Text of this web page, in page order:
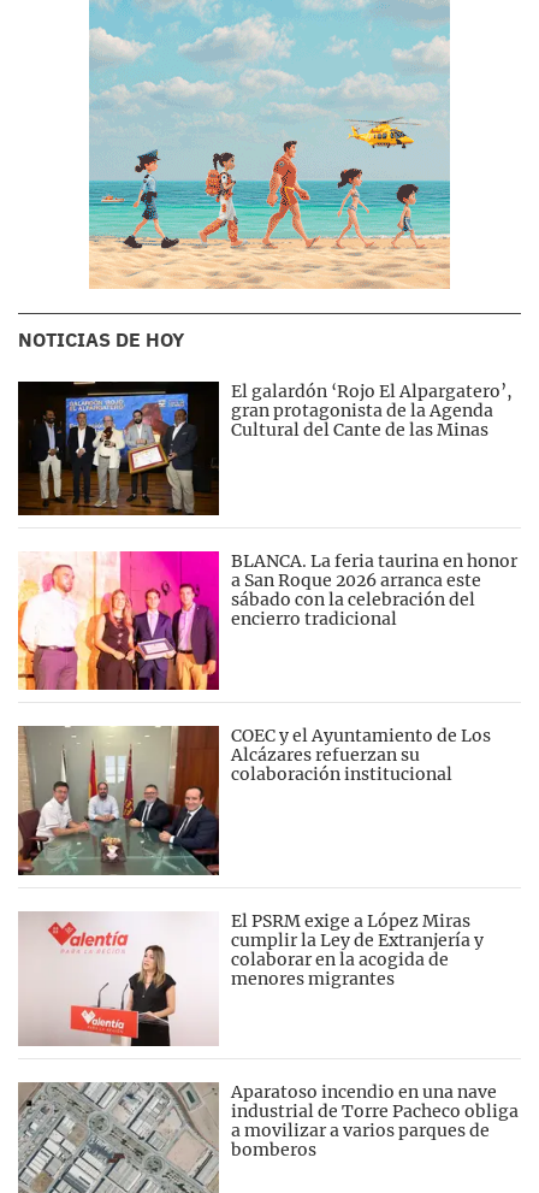
NOTICIAS DE HOY
El galardón ‘Rojo El Alpargatero’,
gran protagonista de la Agenda
Cultural del Cante de las Minas
BLANCA. La feria taurina en honor
a San Roque 2026 arranca este
sábado con la celebración del
encierro tradicional
COEC y el Ayuntamiento de Los
Alcázares refuerzan su
colaboración institucional
El PSRM exige a López Miras
cumplir la Ley de Extranjería y
colaborar en la acogida de
menores migrantes
Aparatoso incendio en una nave
industrial de Torre Pacheco obliga
a movilizar a varios parques de
bomberos